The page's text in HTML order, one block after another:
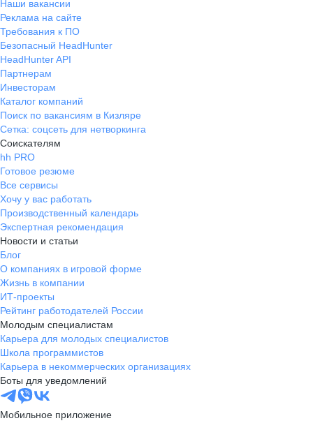
Наши вакансии
Реклама на сайте
Требования к ПО
Безопасный HeadHunter
HeadHunter API
Партнерам
Инвесторам
Каталог компаний
Поиск по вакансиям в Кизляре
Сетка: соцсеть для нетворкинга
Соискателям
hh PRO
Готовое резюме
Все сервисы
Хочу у вас работать
Производственный календарь
Экспертная рекомендация
Новости и статьи
Блог
О компаниях в игровой форме
Жизнь в компании
ИТ-проекты
Рейтинг работодателей России
Молодым специалистам
Карьера для молодых специалистов
Школа программистов
Карьера в некоммерческих организациях
Боты для уведомлений
Мобильное приложение